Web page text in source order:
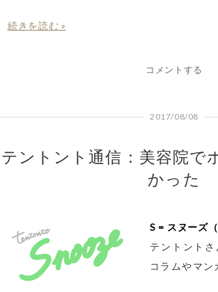
続きを読む »
コメントする
2017/08/08
テントント通信：美容院で
かった
S = スヌーズ
テントント
コラムやマン